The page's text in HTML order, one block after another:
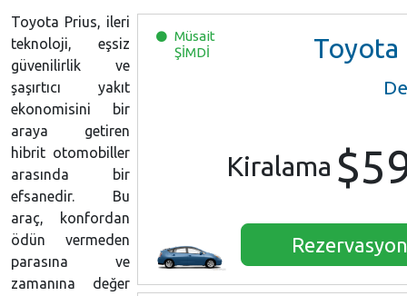
Müsait
ŞİMDİ
Toyota
Kiralama
Rezervasyon
Toyota Prius, ileri
teknoloji, eşsiz
güvenilirlik ve
şaşırtıcı yakıt
ekonomisini bir
araya getiren
hibrit otomobiller
arasında bir
efsanedir. Bu
araç, konfordan
ödün vermeden
parasına ve
zamanına değer